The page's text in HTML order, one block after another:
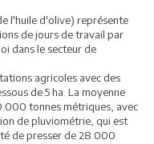
l'huile d'olive) représente
de jours de travail par
dans le secteur de
agricoles avec des
de 5 ha. La moyenne
tonnes métriques, avec
de pluviométrie, qui est
de presser de 28.000